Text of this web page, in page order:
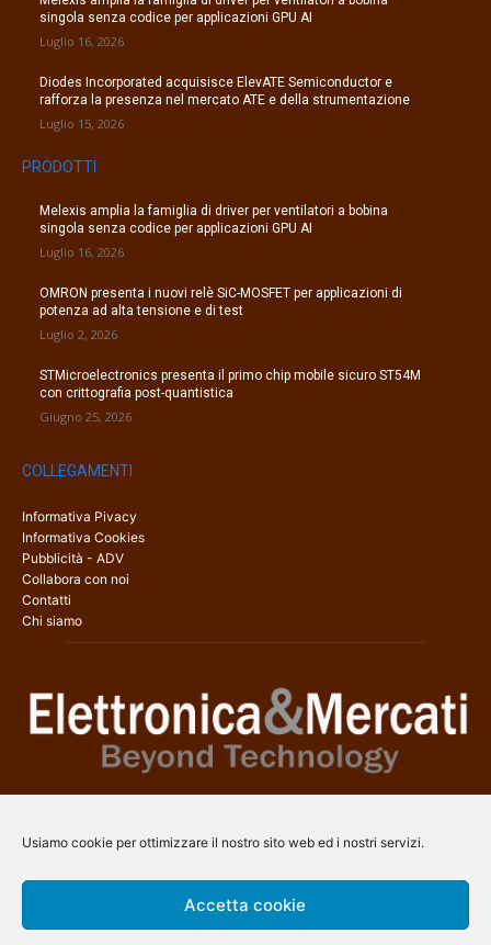
Usiamo cookie per ottimizzare il nostro sito web ed i nostri servizi.
Accetta cookie
singola senza codice per applicazioni GPU AI
Luglio 16, 2026
Diodes Incorporated acquisisce ElevATE Semiconductor e
rafforza la presenza nel mercato ATE e della strumentazione
Luglio 15, 2026
PRODOTTI
Melexis amplia la famiglia di driver per ventilatori a bobina
singola senza codice per applicazioni GPU AI
Luglio 16, 2026
OMRON presenta i nuovi relè SiC-MOSFET per applicazioni di
potenza ad alta tensione e di test
Luglio 2, 2026
STMicroelectronics presenta il primo chip mobile sicuro ST54M
con crittografia post-quantistica
Giugno 25, 2026
COLLEGAMENTI
Informativa Pivacy
Informativa Cookies
Pubblicità - ADV
Collabora con noi
Contatti
Chi siamo
una copertura a 360° che coinvolge tecnologie, prodotti, mercati e
info@arscommunication.it